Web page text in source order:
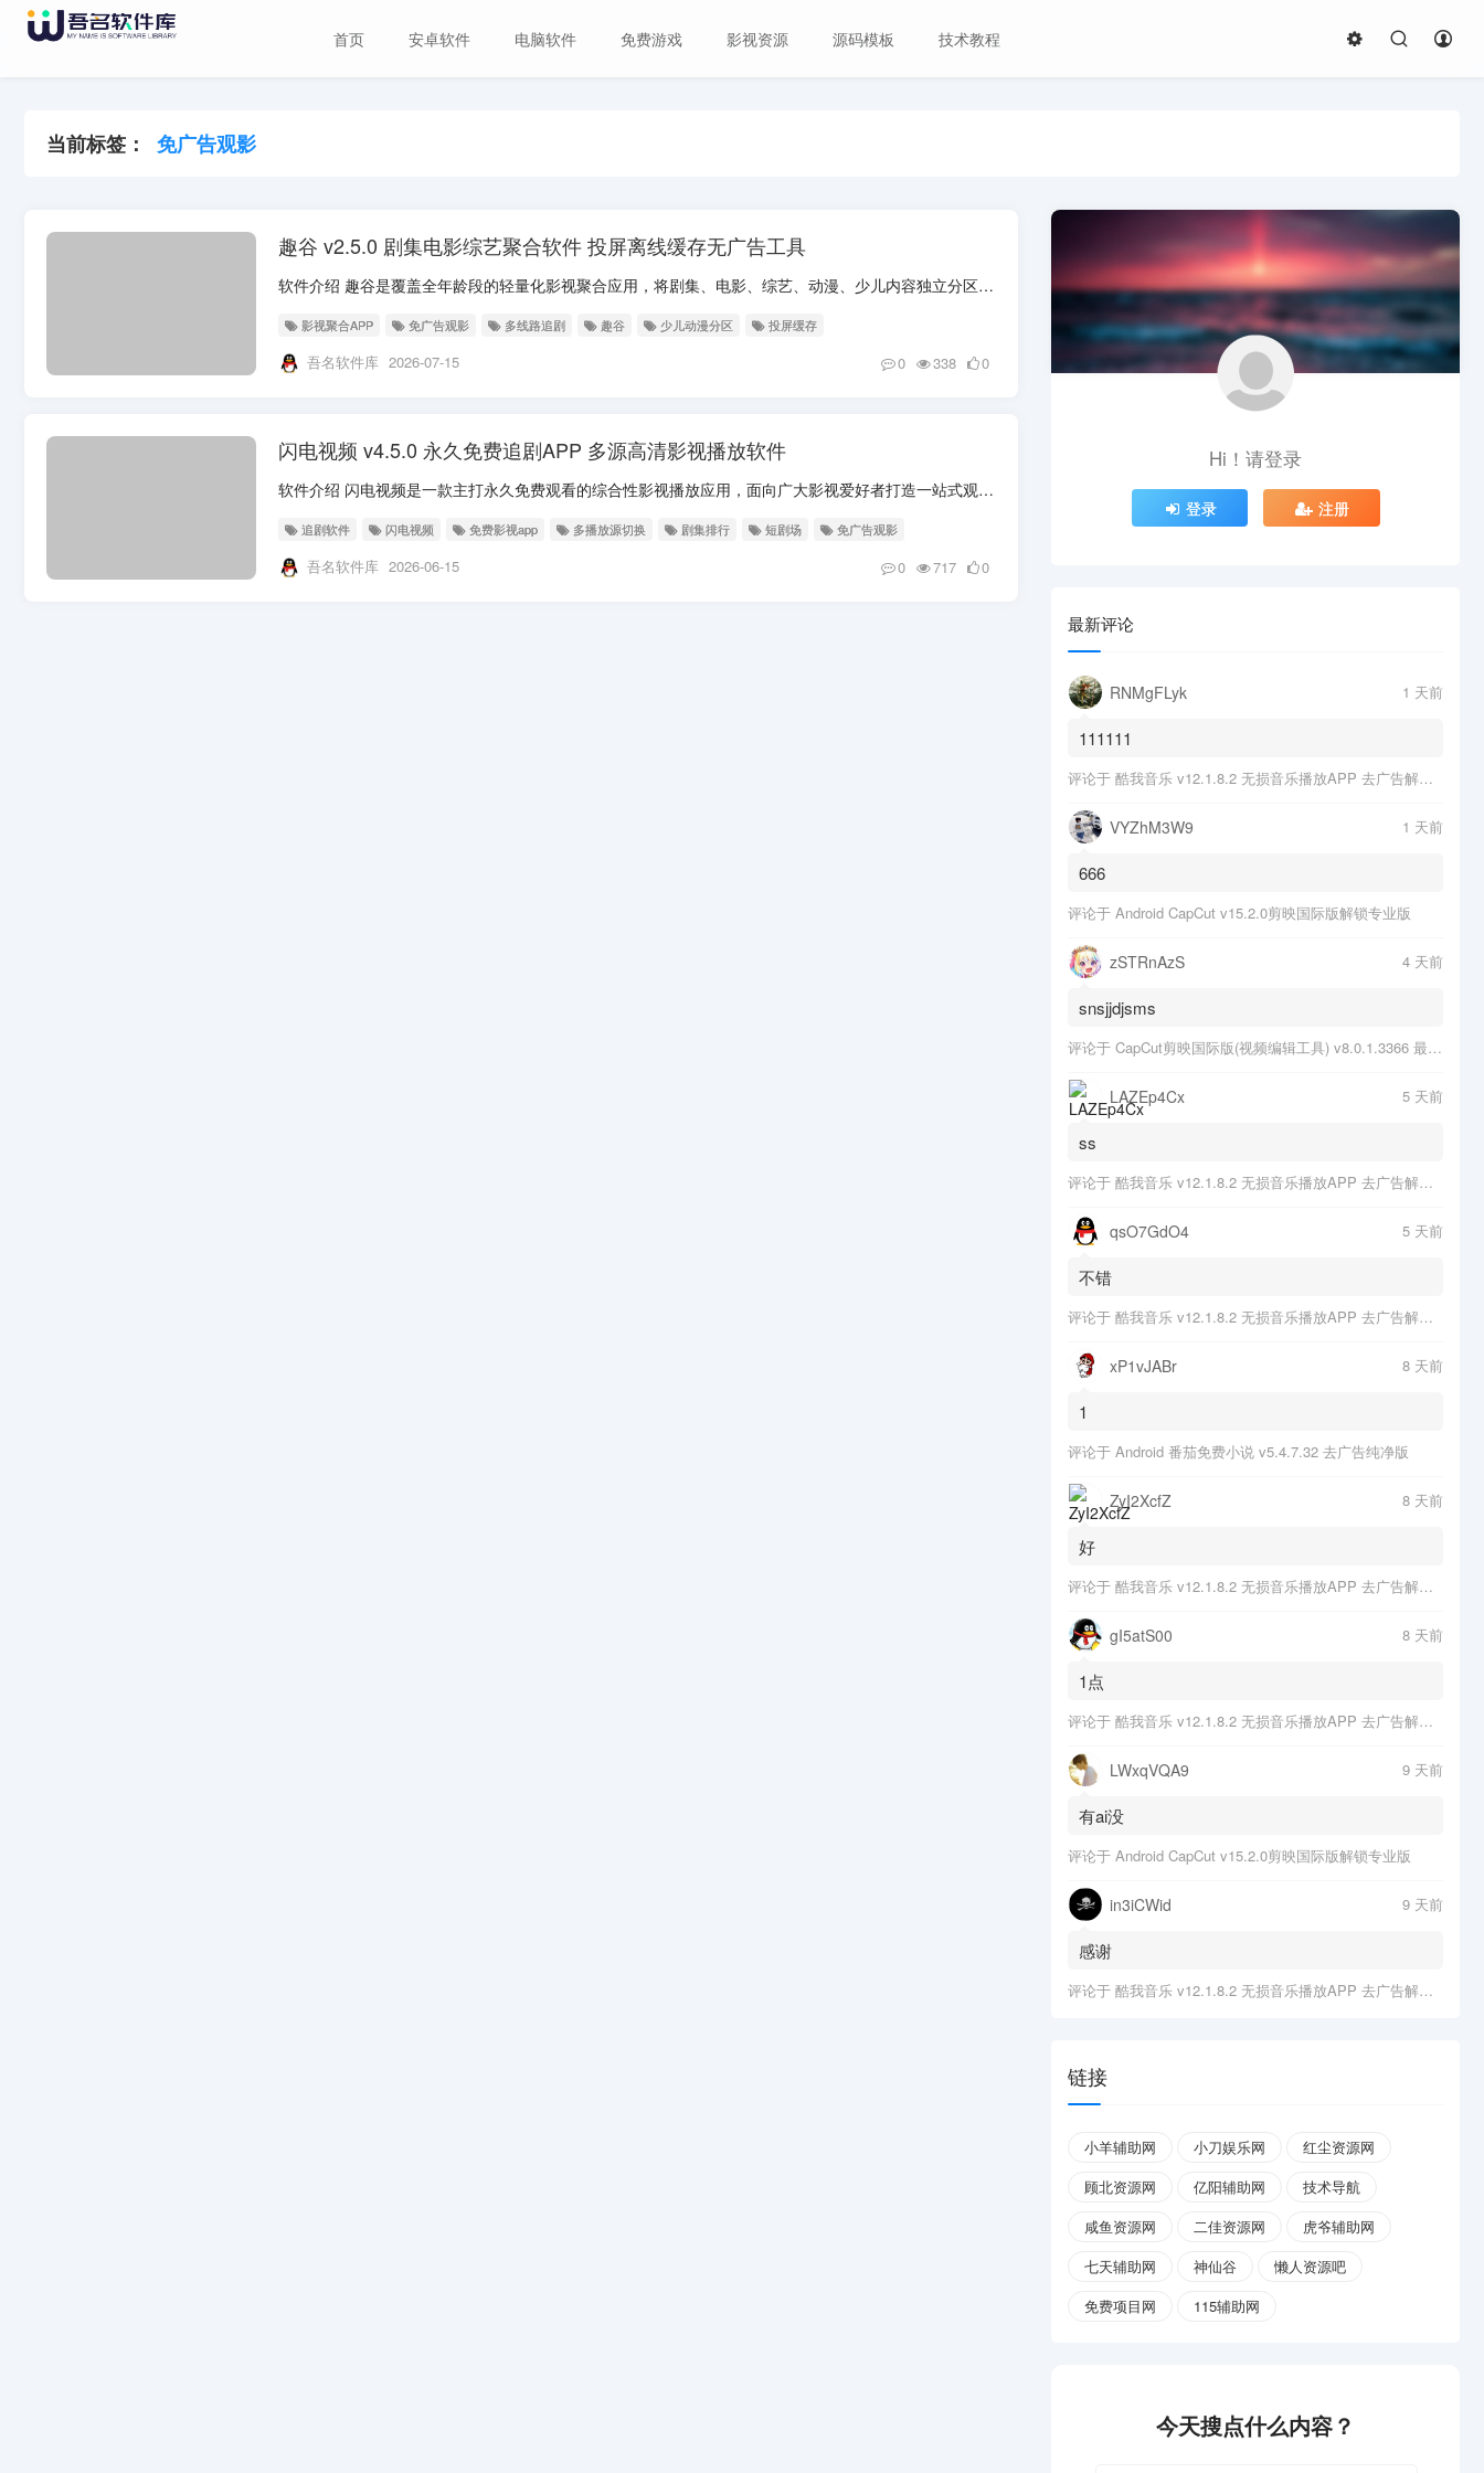
首页 安卓软件 电脑软件 免费游戏 影视资源 源码模板 技术教程
当前标签： 免广告观影
趣谷 v2.5.0 剧集电影综艺聚合软件 投屏离线缓存无广告工具
软件介绍 趣谷是覆盖全年龄段的轻量化影视聚合应用，将剧集、电影、综艺、动漫、少儿内容独立分区，兼顾成人追剧与儿童动画观看需求。首页搭载热门推荐专区，一键刷新更多上...
影视聚合APP 免广告观影 多线路追剧 趣谷 少儿动漫分区 投屏缓存
吾名软件库 2026-07-15 0 338 0
闪电视频 v4.5.0 永久免费追剧APP 多源高清影视播放软件
软件介绍 闪电视频是一款主打永久免费观看的综合性影视播放应用，面向广大影视爱好者打造一站式观影平台。软件整合全网丰富影视内容，涵盖国产电视剧、院线电影、海外热映影...
追剧软件 闪电视频 免费影视app 多播放源切换 剧集排行 短剧场 免广告观影
吾名软件库 2026-06-15 0 717 0
Hi！请登录
登录 注册
最新评论
RNMgFLyk 1 天前
111111
评论于 酷我音乐 v12.1.8.2 无损音乐播放APP 去广告解锁会员版
VYZhM3W9 1 天前
666
评论于 Android CapCut v15.2.0剪映国际版解锁专业版
zSTRnAzS 4 天前
snsjjdjsms
评论于 CapCut剪映国际版(视频编辑工具) v8.0.1.3366 最新版
LAZEp4Cx 5 天前
ss
评论于 酷我音乐 v12.1.8.2 无损音乐播放APP 去广告解锁会员版
qsO7GdO4 5 天前
不错
评论于 酷我音乐 v12.1.8.2 无损音乐播放APP 去广告解锁会员版
xP1vJABr 8 天前
1
评论于 Android 番茄免费小说 v5.4.7.32 去广告纯净版
ZyI2XcfZ 8 天前
好
评论于 酷我音乐 v12.1.8.2 无损音乐播放APP 去广告解锁会员版
gI5atS00 8 天前
1点
评论于 酷我音乐 v12.1.8.2 无损音乐播放APP 去广告解锁会员版
LWxqVQA9 9 天前
有ai没
评论于 Android CapCut v15.2.0剪映国际版解锁专业版
in3iCWid 9 天前
感谢
评论于 酷我音乐 v12.1.8.2 无损音乐播放APP 去广告解锁会员版
链接
小羊辅助网 小刀娱乐网
红尘资源网
顾北资源网
亿阳辅助网
技术导航
咸鱼资源网
二佳资源网
虎爷辅助网
七天辅助网
神仙谷
懒人资源吧
免费项目网
115辅助网
今天搜点什么内容？